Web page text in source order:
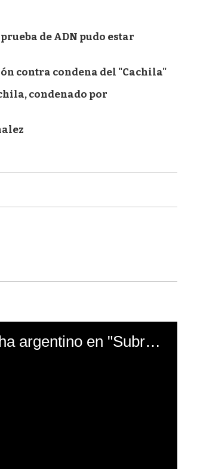
de ADN pudo estar
contra condena del "Cachila"
condenado por
El mal momento de Yanina Gasañol con un hincha argentino en "Subrayado"